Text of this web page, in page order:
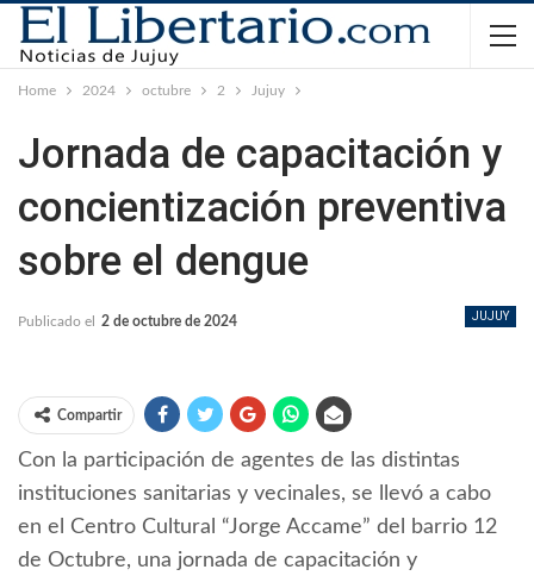
Home 2024 octubre 2 Jujuy
Jornada de capacitación y
concientización preventiva
sobre el dengue
JUJUY
Publicado el 2 de octubre de 2024
Compartir
Con la participación de agentes de las distintas
instituciones sanitarias y vecinales, se llevó a cabo
en el Centro Cultural “Jorge Accame” del barrio 12
de Octubre, una jornada de capacitación y